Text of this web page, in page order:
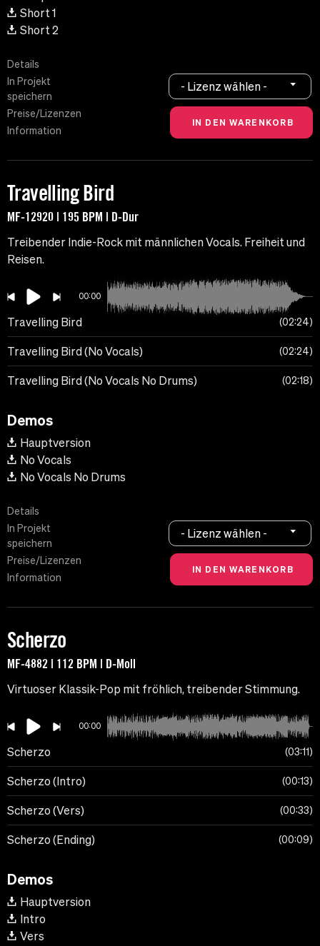
Short 1
Short 2
Details
In Projekt
speichern
Preise/Lizenzen
Information
- Lizenz wählen -
Travelling Bird
MF-12920 | 195 BPM | D-Dur
Treibender Indie-Rock mit männlichen Vocals. Freiheit und
Reisen.
00:00
Travelling Bird 02:24
Travelling Bird (No Vocals) 02:24
Travelling Bird (No Vocals No Drums) 02:18
Demos
Hauptversion
No Vocals
No Vocals No Drums
Details
In Projekt
speichern
Preise/Lizenzen
Information
- Lizenz wählen -
Scherzo
MF-4882 | 112 BPM | D-Moll
Virtuoser Klassik-Pop mit fröhlich, treibender Stimmung.
00:00
Scherzo 03:11
Scherzo (Intro) 00:13
Scherzo (Vers) 00:33
Scherzo (Ending) 00:09
Demos
Hauptversion
Intro
Vers